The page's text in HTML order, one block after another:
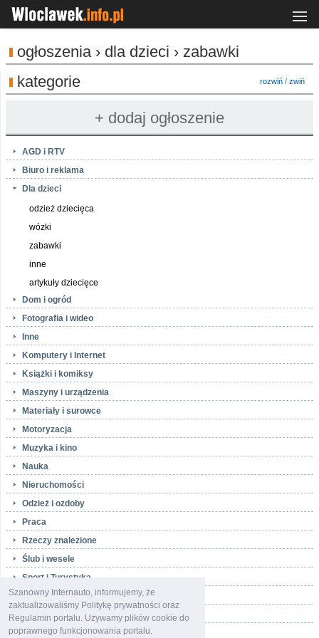
Szanowny Internauto, informujemy, że
zaktualizowaliśmy Politykę prywatności oraz
Regulamin portalu. Używamy plików cookie do
poprawnego funkcjonowania portalu.
ogłoszenia › dla dzieci › zabawki
kategorie
rozwiń / zwiń
AGD i RTV
Biuro i reklama
Dla dzieci
odzież dziecięca
wózki
zabawki
inne
artykuły dziecięce
Dom i ogród
Fotografia i wideo
Inne
Komputery i Internet
Książki i komiksy
Maszyny i urządzenia
Materiały i surowce
Motoryzacja
Muzyka i kino
Nauka
Nieruchomości
Odzież i ozdoby
Praca
Rzeczy znalezione
Ślub i wesele
Sport i Turystyka
Telefony i akcesoria
Towarzyskie
Usługi